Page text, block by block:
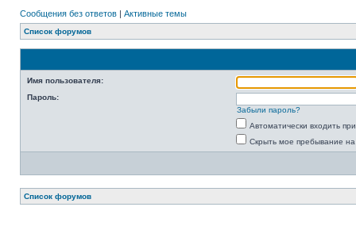
Сообщения без ответов | Активные темы
Список форумов
Имя пользователя:
Пароль:
Забыли пароль?
Автоматически входить
Скрыть мое пребывание
Список форумов